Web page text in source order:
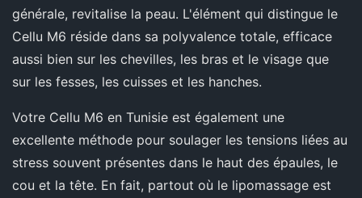
générale, revitalise la peau. L'élément qui distingue le
Cellu M6 réside dans sa polyvalence totale, efficace
aussi bien sur les chevilles, les bras et le visage que
sur les fesses, les cuisses et les hanches.
Votre Cellu M6 en Tunisie est également une
excellente méthode pour soulager les tensions liées au
stress souvent présentes dans le haut des épaules, le
cou et la tête. En fait, partout où le lipomassage est